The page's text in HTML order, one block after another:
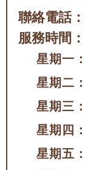
聯絡電話：
服務時間：
星期一：
星期二：
星期三：
星期四：
星期五：